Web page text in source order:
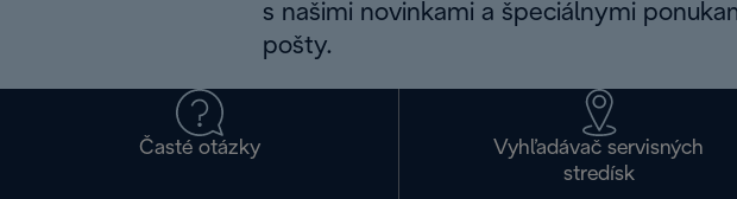
s našimi novinkami a špeciálnymi
pošty.
Časté otázky
Vyhľadávač servisných
stredísk